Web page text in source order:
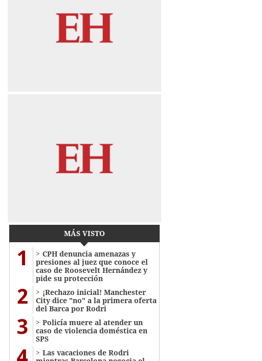
MÁS VISTO
1
CPH denuncia amenazas y
presiones al juez que conoce el
caso de Roosevelt Hernández y
pide su protección
2
¡Rechazo inicial! Manchester
City dice "no" a la primera oferta
del Barca por Rodri
3
Policía muere al atender un
caso de violencia doméstica en
SPS
Las vacaciones de Rodri